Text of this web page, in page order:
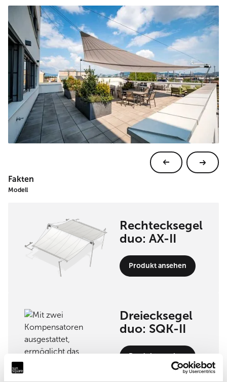
Fakten
Modell
Rechtecksegel
duo: AX-II
Produkt ansehen
Dreiecksegel
duo: SQK-II
Produkt ansehen